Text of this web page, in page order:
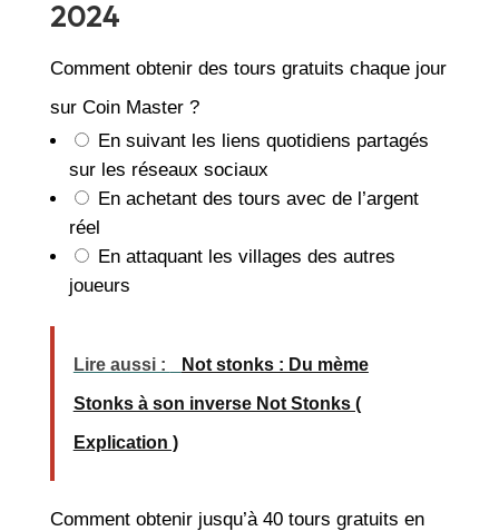
2024
Comment obtenir des tours gratuits chaque jour
sur Coin Master ?
En suivant les liens quotidiens partagés
sur les réseaux sociaux
En achetant des tours avec de l’argent
réel
En attaquant les villages des autres
joueurs
Lire aussi : Not stonks : Du mème
Stonks à son inverse Not Stonks (
Explication )
Comment obtenir jusqu’à 40 tours gratuits en